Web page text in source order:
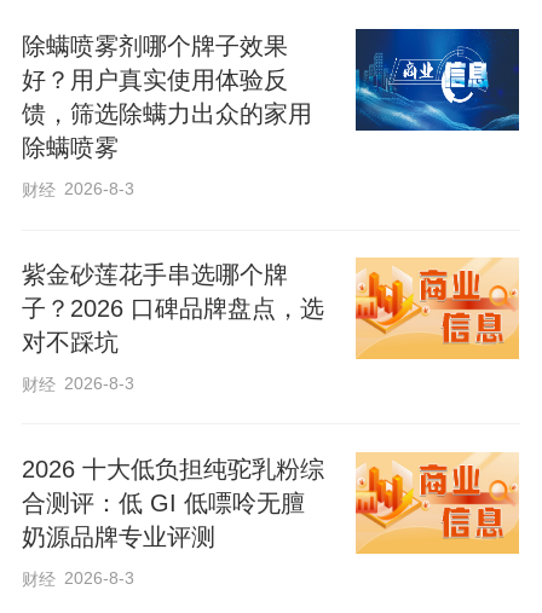
活动现场暖意融融，人气十足。志愿者们
早早布置好服务点位，迎接前来参与活动
的老年居民。志愿服务聚焦老年人实际需
理发等便民服务项目。“阿姨，您放松身
体。”志愿者们细心为老人测量血压、血
糖，询问日常身体状况，耐心讲解健康养
生常识、合理饮食建议，提醒老人关注身
理发服务志愿者手法娴熟、热情细致，耐
心为老人修剪发型，一边理发一边与老人
亲切拉家常，倾听老人心声，送上母亲节
除螨喷雾剂哪个牌子效果
好？用户真实使用体验反
馈，筛选除螨力出众的家用
除螨喷雾
财经 2026-8-3
紫金砂莲花手串选哪个牌
子？2026 口碑品牌盘点，选
对不踩坑
财经 2026-8-3
2026 十大低负担纯驼乳粉综
合测评：低 GI 低嘌呤无膻
奶源品牌专业评测
财经 2026-8-3